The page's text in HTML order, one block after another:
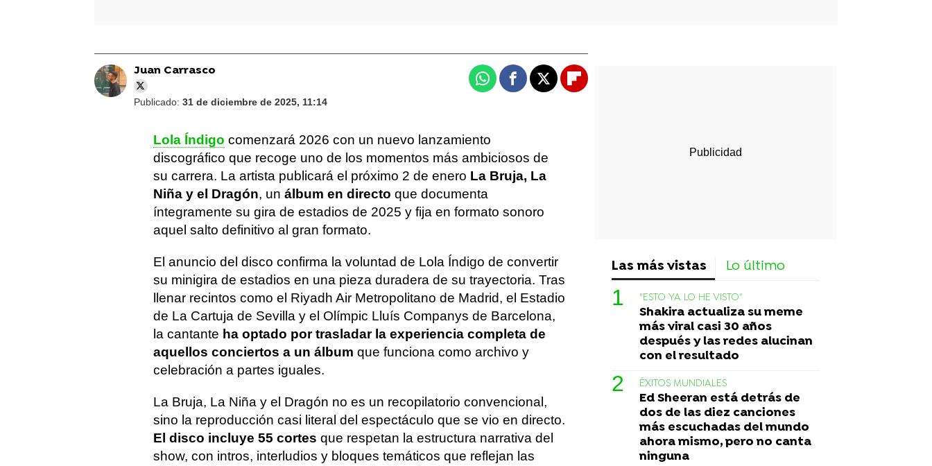
Juan Carrasco
Publicado: 31 de diciembre de 2025, 11:14
WhatsappFacebook
X Flipboard
Lola Índigo comenzará 2026 con un nuevo lanzamiento
discográfico que recoge uno de los momentos más ambiciosos de
su carrera. La artista publicará el próximo 2 de enero La Bruja, La
Niña y el Dragón, un álbum en directo que documenta
íntegramente su gira de estadios de 2025 y fija en formato sonoro
aquel salto definitivo al gran formato.
El anuncio del disco confirma la voluntad de Lola Índigo de convertir
su minigira de estadios en una pieza duradera de su trayectoria. Tras
llenar recintos como el Riyadh Air Metropolitano de Madrid, el Estadio
de La Cartuja de Sevilla y el Olímpic Lluís Companys de Barcelona,
la cantante ha optado por trasladar la experiencia completa de
aquellos conciertos a un álbum que funciona como archivo y
celebración a partes iguales.
La Bruja, La Niña y el Dragón no es un recopilatorio convencional,
sino la reproducción casi literal del espectáculo que se vio en directo.
El disco incluye 55 cortes que respetan la estructura narrativa del
show, con intros, interludios y bloques temáticos que reflejan las
Las más vistas Lo último
"ESTO YA LO HE VISTO"
Shakira actualiza su meme
más viral casi 30 años
después y las redes alucinan
con el resultado
ÉXITOS MUNDIALES
Ed Sheeran está detrás de
dos de las diez canciones
más escuchadas del mundo
ahora mismo, pero no canta
ninguna